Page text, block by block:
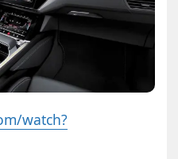
watch?